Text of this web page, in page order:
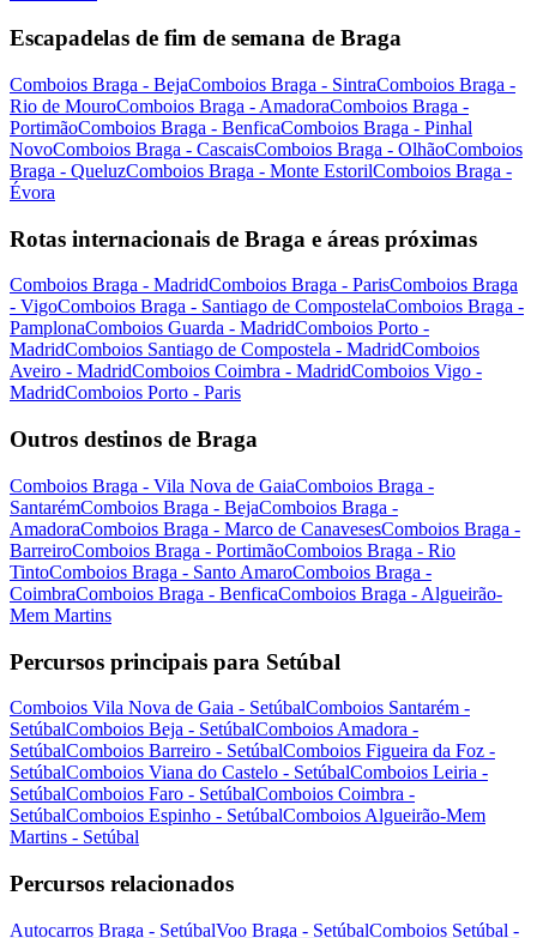
Escapadelas de fim de semana de Braga
Comboios Braga - BejaComboios Braga - SintraComboios Braga -
Rio de MouroComboios Braga - AmadoraComboios Braga -
PortimãoComboios Braga - BenficaComboios Braga - Pinhal
NovoComboios Braga - CascaisComboios Braga - OlhãoComboios
Braga - QueluzComboios Braga - Monte EstorilComboios Braga -
Évora
Rotas internacionais de Braga e áreas próximas
Comboios Braga - MadridComboios Braga - ParisComboios Braga
- VigoComboios Braga - Santiago de CompostelaComboios Braga -
PamplonaComboios Guarda - MadridComboios Porto -
MadridComboios Santiago de Compostela - MadridComboios
Aveiro - MadridComboios Coimbra - MadridComboios Vigo -
MadridComboios Porto - Paris
Outros destinos de Braga
Comboios Braga - Vila Nova de GaiaComboios Braga -
SantarémComboios Braga - BejaComboios Braga -
AmadoraComboios Braga - Marco de CanavesesComboios Braga -
BarreiroComboios Braga - PortimãoComboios Braga - Rio
TintoComboios Braga - Santo AmaroComboios Braga -
CoimbraComboios Braga - BenficaComboios Braga - Algueirão-
Mem Martins
Percursos principais para Setúbal
Comboios Vila Nova de Gaia - SetúbalComboios Santarém -
SetúbalComboios Beja - SetúbalComboios Amadora -
SetúbalComboios Barreiro - SetúbalComboios Figueira da Foz -
SetúbalComboios Viana do Castelo - SetúbalComboios Leiria -
SetúbalComboios Faro - SetúbalComboios Coimbra -
SetúbalComboios Espinho - SetúbalComboios Algueirão-Mem
Martins - Setúbal
Percursos relacionados
Autocarros Braga - SetúbalVoo Braga - SetúbalComboios Setúbal -